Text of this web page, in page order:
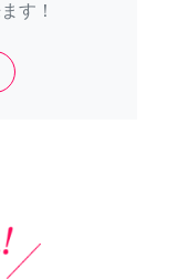
す！